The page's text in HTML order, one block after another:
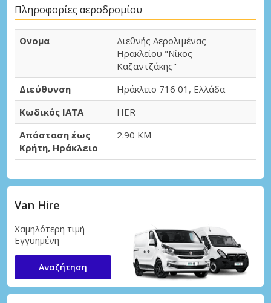
Πληροφορίες αεροδρομίου
Ονομα
Διεθνής Αερολιμένας
Ηρακλείου "Νίκος
Καζαντζάκης"
Διεύθυνση
Ηράκλειο 716 01, Ελλάδα
Κωδικός IATA
HER
Απόσταση έως
Κρήτη, Ηράκλειο
2.90 KM
Van Hire
Χαμηλότερη τιμή -
Εγγυημένη
Αναζήτηση